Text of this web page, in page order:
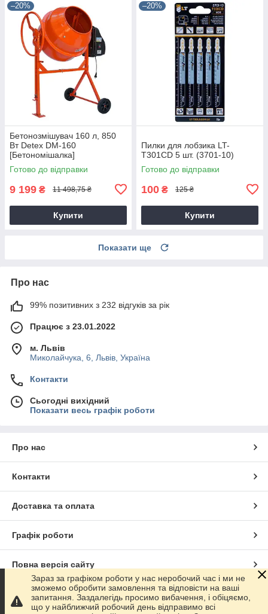
–20%
Бетонозмішувач 160 л, 850
Вт Detex DM-160
[Бетономішалка]
Готово до відправки
9 199 ₴ 11 498,75 ₴
Купити
–20%
Пилки для лобзика LT-
T301CD 5 шт. (3701-10)
Готово до відправки
100 ₴ 125 ₴
Купити
Показати ще
Про нас
99% позитивних з 232 відгуків за рік
Працює з 23.01.2022
м. Львів
Миколайчука, 6, Львів, Україна
Контакти
Сьогодні вихідний
Показати весь графік роботи
Про нас
Контакти
Доставка та оплата
Графік роботи
Повна версія сайту
Сайт створено на маркетплейсіProm.ua
Зараз за графіком роботи у нас неробочий час і ми не
зможемо обробити замовлення та відповісти на ваші
запитання. Заздалегідь просимо вибачення, і обіцяємо,
що у найближчий робочий день відправимо всі